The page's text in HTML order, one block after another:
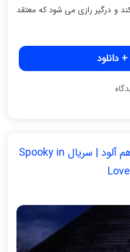
و درگیر رازی می شود که معتقد
دانلود
دانلود سریال کره ای عشق وهم آلود | سریال Spooky in